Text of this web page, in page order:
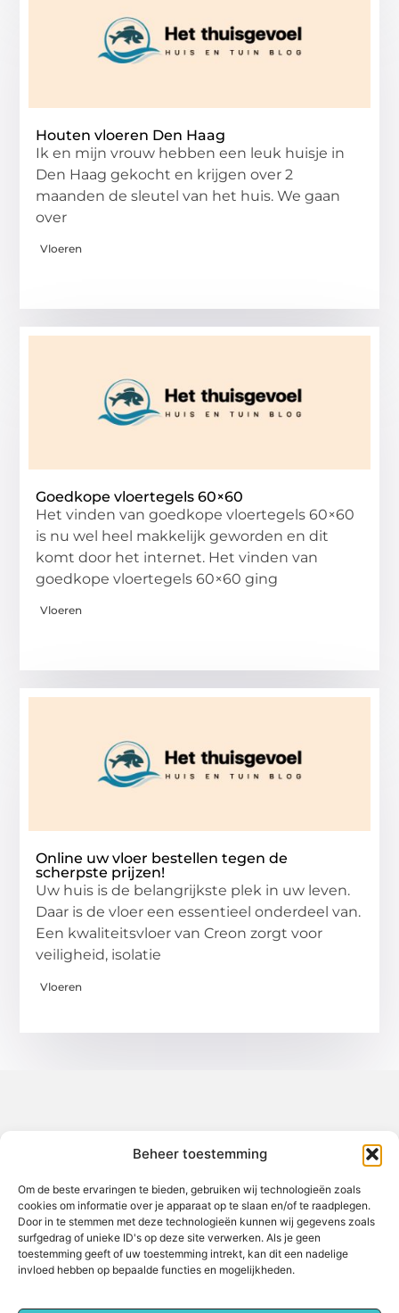
Beheer toestemming
Om de beste ervaringen te bieden, gebruiken wij technologieën zoals
cookies om informatie over je apparaat op te slaan en/of te raadplegen.
Door in te stemmen met deze technologieën kunnen wij gegevens zoals
surfgedrag of unieke ID's op deze site verwerken. Als je geen
toestemming geeft of uw toestemming intrekt, kan dit een nadelige
invloed hebben op bepaalde functies en mogelijkheden.
Houten vloeren Den Haag
Ik en mijn vrouw hebben een leuk huisje in
Den Haag gekocht en krijgen over 2
maanden de sleutel van het huis. We gaan
over
Vloeren
Goedkope vloertegels 60×60
Het vinden van goedkope vloertegels 60×60
is nu wel heel makkelijk geworden en dit
komt door het internet. Het vinden van
goedkope vloertegels 60×60 ging
Vloeren
Online uw vloer bestellen tegen de
scherpste prijzen!
Uw huis is de belangrijkste plek in uw leven.
Daar is de vloer een essentieel onderdeel van.
Een kwaliteitsvloer van Creon zorgt voor
veiligheid, isolatie
Vloeren
Jouw gids voor inspiratie en tips uit het dagelijks leven.
Ontdek een brede verzameling blogs en artikelen die je helpen
om het meeste uit elke dag te halen, met praktische adviezen
en verrassende inzichten.
Bericht categorie